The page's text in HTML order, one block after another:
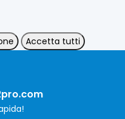
Accetta tutti